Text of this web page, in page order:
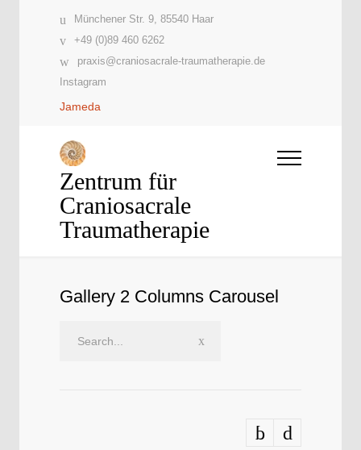
Münchener Str. 9, 85540 Haar
+49 (0)89 460 6262
praxis@craniosacrale-traumatherapie.de
Instagram
Jameda
Zentrum für
Craniosacrale
Traumatherapie
Gallery 2 Columns Carousel